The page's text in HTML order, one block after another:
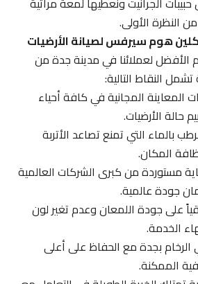
الأولى.
هوم سيرفس لصيانة الأرضيات
لعملائنا في مدينة جدة من
النقاط التالية:
المجانية في كافة أحياء
الأرضيات.
التي تمنع تصاعد الأتربة
المكان.
من كبرى الشركات العالمية
جودة عالمية.
جودة اللمعان وعدم تغير لون
الخدمة.
بجدة مع الحفاظ على أعلى
الممكنة.